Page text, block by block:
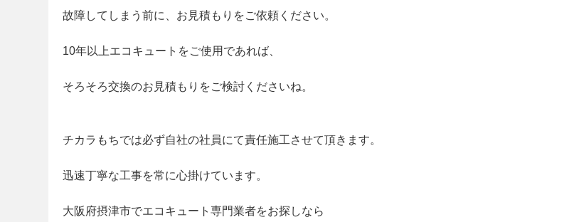
故障してしまう前に、お見積もりをご依頼ください。
10年以上エコキュートをご使用であれば、
そろそろ交換のお見積もりをご検討くださいね。
チカラもちでは必ず自社の社員にて責任施工させて頂きます。
迅速丁寧な工事を常に心掛けています。
大阪府摂津市でエコキュート専門業者をお探しなら